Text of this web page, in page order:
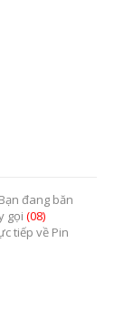
đang băn
gọi (08)
tiếp về Pin